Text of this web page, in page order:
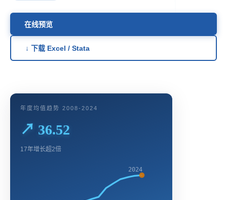
在线预览
↓ 下载 Excel / Stata
年度均值趋势 2008-2024
↗ 36.52
17年增长超2倍
2024